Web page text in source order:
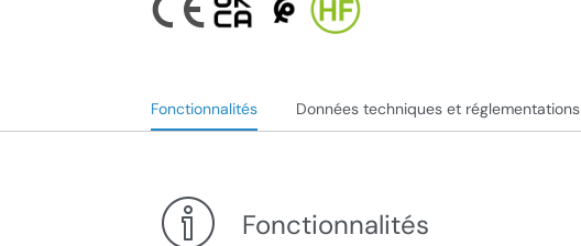
Fonctionnalités Données techniques et réglementations
Fonctionnalités